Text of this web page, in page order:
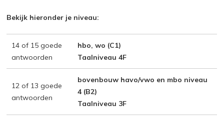
Bekijk hieronder je niveau:
14 of 15 goede
antwoorden
hbo, wo (C1)
Taalniveau 4F
12 of 13 goede
antwoorden
bovenbouw havo/vwo en mbo niveau
4 (B2)
Taalniveau 3F